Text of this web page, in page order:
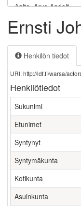
Ernsti
Henkilön tiedot
URI: http://ldf.fi/warsa/
Henkilötiedot
Sukunimi
Etunimet
Syntynyt
Syntymäkunta
Kotikunta
Asuinkunta